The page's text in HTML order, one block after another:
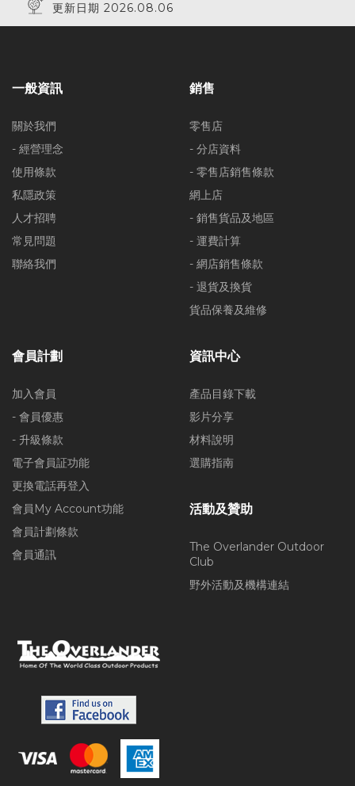
更新日期 2026.08.06
一般資訊
關於我們
- 經營理念
使用條款
私隱政策
人才招聘
常見問題
聯絡我們
銷售
零售店
- 分店資料
- 零售店銷售條款
網上店
- 銷售貨品及地區
- 運費計算
- 網店銷售條款
- 退貨及換貨
貨品保養及維修
會員計劃
加入會員
- 會員優惠
- 升級條款
電子會員証功能
更換電話再登入
會員My Account功能
會員計劃條款
會員通訊
資訊中心
產品目錄下載
影片分享
材料說明
選購指南
活動及贊助
The Overlander Outdoor
Club
野外活動及機構連結